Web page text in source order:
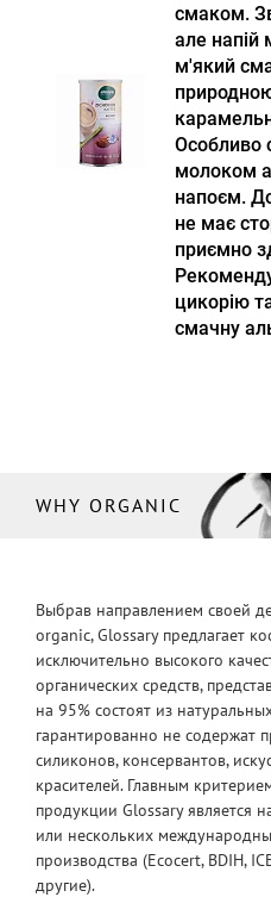
смаком.
але напій
м'який
Особливо
молоком
напоєм.
не має
приємно
цикорію
смачну
WHY ORGANIC
Выбрав направлением своей
organic, Glossary предлагает
исключительно высокого
органических средств,
на 95% состоят из
гарантированно не содержат
силиконов, консервантов,
красителей. Главным
продукции Glossary является
или нескольких
производства (Ecocert, BDIH,
другие).